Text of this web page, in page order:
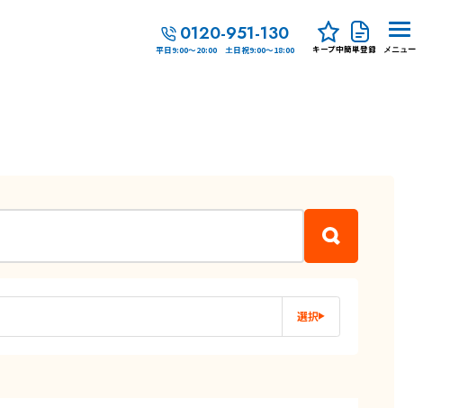
0120-951-130
平日9:00～20:00 土日祝9:00～18:00 キープ中簡単登録 メニュー
選択